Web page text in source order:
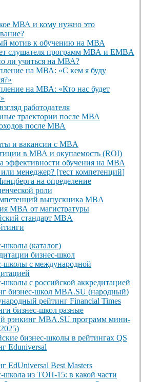
МВА и кому нужно это
мотив к обучению на МВА
слушателя программ МВА и EMBA
ли учиться на МВА?
на МВА: «С кем я буду
на МВА: «Кто нас будет
работодателя
траектории после МВА
после МВА
и вакансии с MBA
в МВА и окупаемость (ROI)
эффективности обучения на МВА
менеджер? [тест компетенций]
на определение
роли
выпускника MBA
МВА от магистратуры
стандарт MBA
школы (каталог)
бизнес-школ
школы с международной
школы с российской аккредитацией
бизнес-школ MBA.SU (народный)
рейтинг Financial Times
бизнес-школ разные
рэнкинг MBA.SU программ мини-
бизнес-школы в рейтингах QS
Eduniversal
EdUniversal Best Masters
школа из ТОП-15: в какой части